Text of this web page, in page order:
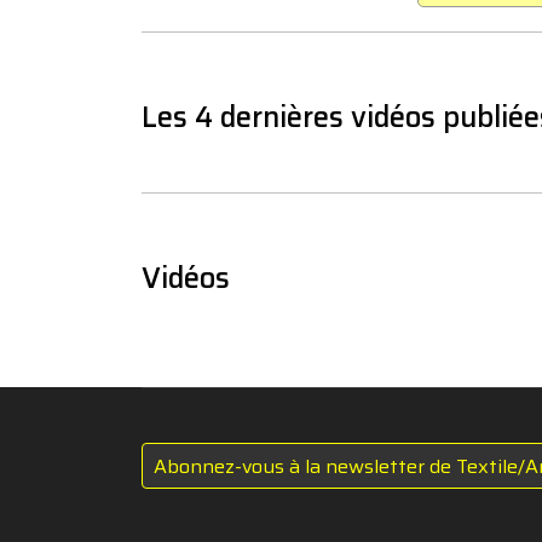
Les 4 dernières vidéos
Vidéos
Abonnez-vous à la newsletter de Textile/